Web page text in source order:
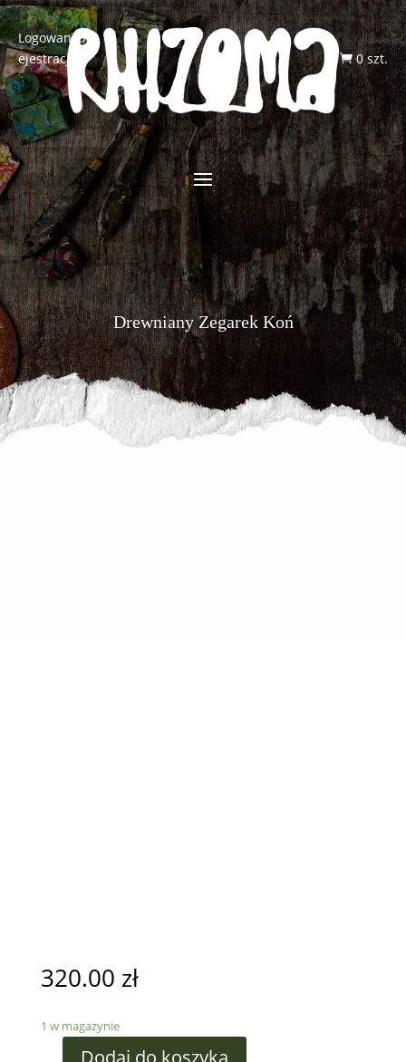
Logowanie/R
ejestracja
 0 szt.
Drewniany Zegarek Koń
320.00 zł
1 w magazynie
Dodaj do koszyka